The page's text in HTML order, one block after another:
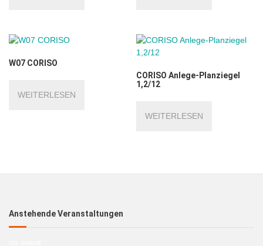
W07 CORISO
WEITERLESEN
CORISO Anlege-Planziegel
1,2/12
WEITERLESEN
Anstehende Veranstaltungen